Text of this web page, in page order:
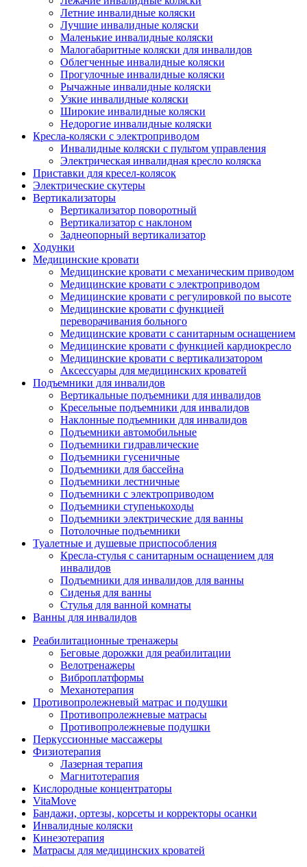
Летние инвалидные коляски
Лучшие инвалидные коляски
Маленькие инвалидные коляски
Малогабаритные коляски для инвалидов
Облегченные инвалидные коляски
Прогулочные инвалидные коляски
Рычажные инвалидные коляски
Узкие инвалидные коляски
Широкие инвалидные коляски
Недорогие инвалидные коляски
Кресла-коляски с электроприводом
Инвалидные коляски с пультом управления
Электрическая инвалидная кресло коляска
Приставки для кресел-колясок
Электрические скутеры
Вертикализаторы
Вертикализатор поворотный
Вертикализатор с наклоном
Заднеопорный вертикализатор
Ходунки
Медицинские кровати
Медицинские кровати с механическим приводом
Медицинские кровати с электроприводом
Медицинские кровати с регулировкой по высоте
Медицинские кровати с функцией
переворачивания больного
Медицинские кровати с санитарным оснащением
Медицинские кровати с функцией кардиокресло
Медицинские кровати с вертикализатором
Аксессуары для медицинских кроватей
Подъемники для инвалидов
Вертикальные подъемники для инвалидов
Кресельные подъемники для инвалидов
Наклонные подъемники для инвалидов
Подъемники автомобильные
Подъемники гидравлические
Подъемники гусеничные
Подъемники для бассейна
Подъемники лестничные
Подъемники с электроприводом
Подъемники ступенькоходы
Подъемники электрические для ванны
Потолочные подъемники
Туалетные и душевые приспособления
Кресла-стулья с санитарным оснащением для
инвалидов
Подъемники для инвалидов для ванны
Сиденья для ванны
Стулья для ванной комнаты
Ванны для инвалидов
Реабилитационные тренажеры
Беговые дорожки для реабилитации
Велотренажеры
Виброплатформы
Механотерапия
Противопролежневый матрас и подушки
Противопролежневые матрасы
Противопролежневые подушки
Перкуссионные массажеры
Физиотерапия
Лазерная терапия
Магнитотерапия
Кислородные концентраторы
VitaMove
Бандажи, ортезы, корсеты и корректоры осанки
Инвалидные коляски
Кинезотерапия
Матрасы для медицинских кроватей